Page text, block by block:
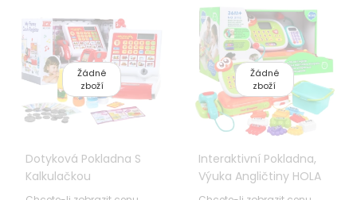
Žádné
zboží
Dotyková Pokladna S
Kalkulačkou
Příslušenství
Žádné
zboží
Interaktivní Pokladna,
Výuka Angličtiny HOLA
TOYS